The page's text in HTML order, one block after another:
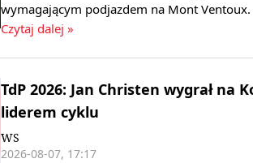
wymagającym podjazdem na Mont
Czytaj dalej »
TdP 2026: Jan Christen wygrał na
liderem cyklu
WS
2026-08-07, 17:17